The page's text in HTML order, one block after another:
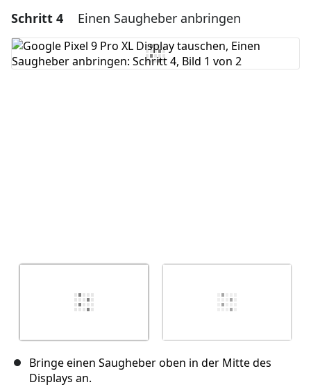
Einen Kommentar hinzufügen
Kommentar hinzufügen
Schritt 4 Einen Saugheber anbringen
Bringe einen Saugheber oben in der Mitte des
Displays an.